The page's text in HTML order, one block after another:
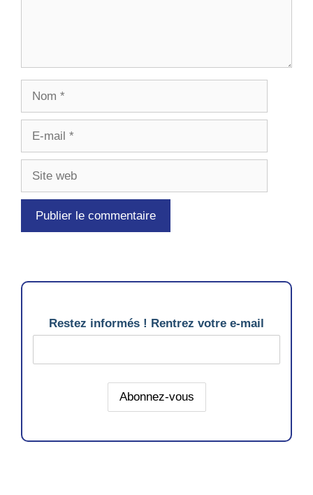
Restez informés ! Rentrez votre e-mail